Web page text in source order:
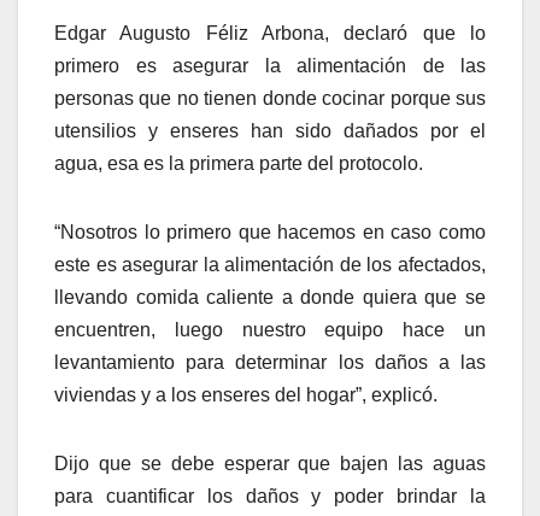
Edgar Augusto Féliz Arbona, declaró que lo
primero es asegurar la alimentación de las
personas que no tienen donde cocinar porque sus
utensilios y enseres han sido dañados por el
agua, esa es la primera parte del protocolo.
“Nosotros lo primero que hacemos en caso como
este es asegurar la alimentación de los afectados,
llevando comida caliente a donde quiera que se
encuentren, luego nuestro equipo hace un
levantamiento para determinar los daños a las
viviendas y a los enseres del hogar”, explicó.
Dijo que se debe esperar que bajen las aguas
para cuantificar los daños y poder brindar la